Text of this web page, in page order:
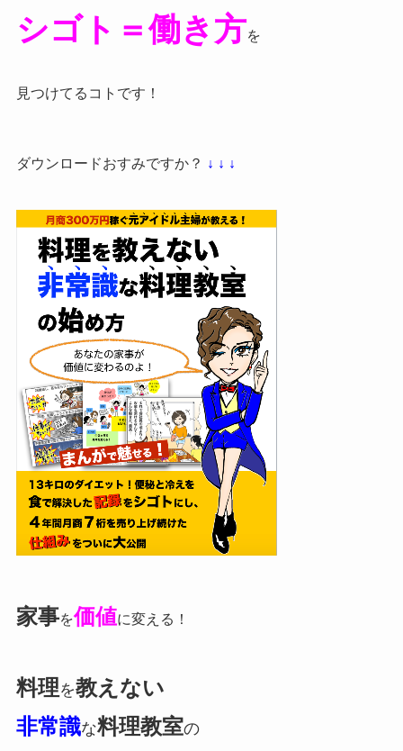
シゴト＝働き方を
見つけてるコトです！
ダウンロードおすみですか？ ↓ ↓ ↓
家事を価値に変える！
料理を教えない
非常識な料理教室の